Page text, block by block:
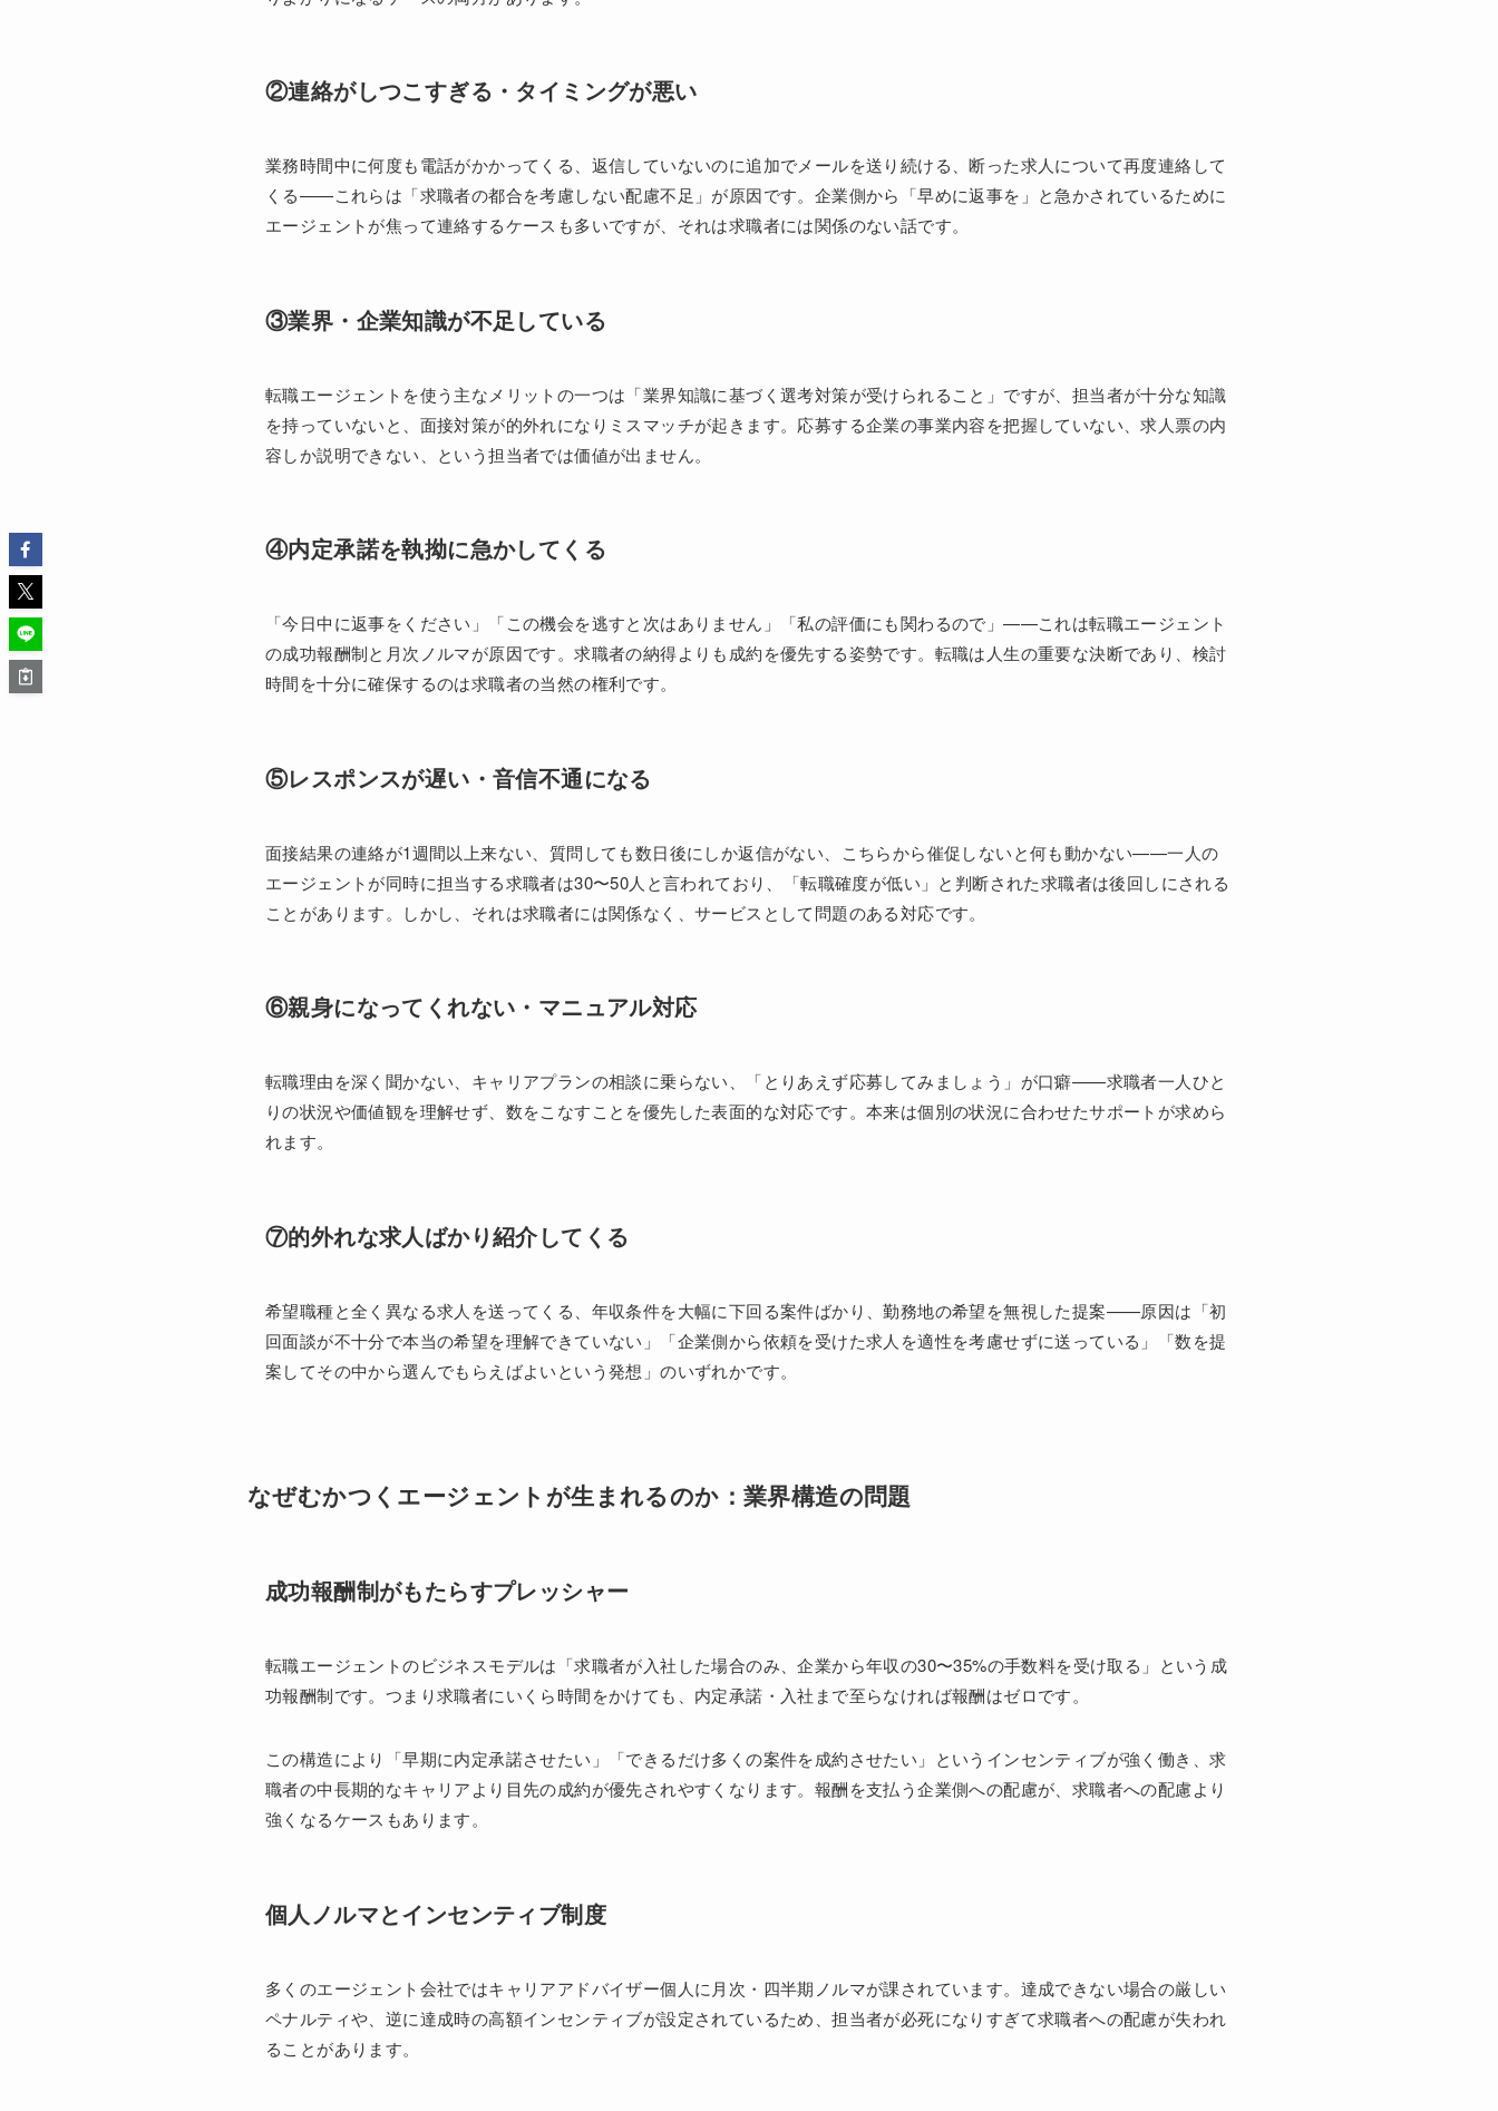
②連絡がしつこすぎる・タイミングが悪い
業務時間中に何度も電話がかかってくる、返信していないのに追加でメールを送り続ける、断った求人について再度連絡して
くる——これらは「求職者の都合を考慮しない配慮不足」が原因です。企業側から「早めに返事を」と急かされているために
エージェントが焦って連絡するケースも多いですが、それは求職者には関係のない話です。
③業界・企業知識が不足している
転職エージェントを使う主なメリットの一つは「業界知識に基づく選考対策が受けられること」ですが、担当者が十分な知識
を持っていないと、面接対策が的外れになりミスマッチが起きます。応募する企業の事業内容を把握していない、求人票の内
容しか説明できない、という担当者では価値が出ません。
④内定承諾を執拗に急かしてくる
「今日中に返事をください」「この機会を逃すと次はありません」「私の評価にも関わるので」——これは転職エージェント
の成功報酬制と月次ノルマが原因です。求職者の納得よりも成約を優先する姿勢です。転職は人生の重要な決断であり、検討
時間を十分に確保するのは求職者の当然の権利です。
⑤レスポンスが遅い・音信不通になる
面接結果の連絡が1週間以上来ない、質問しても数日後にしか返信がない、こちらから催促しないと何も動かない——一人の
エージェントが同時に担当する求職者は30〜50人と言われており、「転職確度が低い」と判断された求職者は後回しにされる
ことがあります。しかし、それは求職者には関係なく、サービスとして問題のある対応です。
⑥親身になってくれない・マニュアル対応
転職理由を深く聞かない、キャリアプランの相談に乗らない、「とりあえず応募してみましょう」が口癖——求職者一人ひと
りの状況や価値観を理解せず、数をこなすことを優先した表面的な対応です。本来は個別の状況に合わせたサポートが求めら
れます。
⑦的外れな求人ばかり紹介してくる
希望職種と全く異なる求人を送ってくる、年収条件を大幅に下回る案件ばかり、勤務地の希望を無視した提案——原因は「初
回面談が不十分で本当の希望を理解できていない」「企業側から依頼を受けた求人を適性を考慮せずに送っている」「数を提
案してその中から選んでもらえばよいという発想」のいずれかです。
なぜむかつくエージェントが生まれるのか：業界構造の問題
成功報酬制がもたらすプレッシャー
転職エージェントのビジネスモデルは「求職者が入社した場合のみ、企業から年収の30〜35%の手数料を受け取る」という成
功報酬制です。つまり求職者にいくら時間をかけても、内定承諾・入社まで至らなければ報酬はゼロです。
この構造により「早期に内定承諾させたい」「できるだけ多くの案件を成約させたい」というインセンティブが強く働き、求
職者の中長期的なキャリアより目先の成約が優先されやすくなります。報酬を支払う企業側への配慮が、求職者への配慮より
強くなるケースもあります。
個人ノルマとインセンティブ制度
多くのエージェント会社ではキャリアアドバイザー個人に月次・四半期ノルマが課されています。達成できない場合の厳しい
ペナルティや、逆に達成時の高額インセンティブが設定されているため、担当者が必死になりすぎて求職者への配慮が失われ
ることがあります。